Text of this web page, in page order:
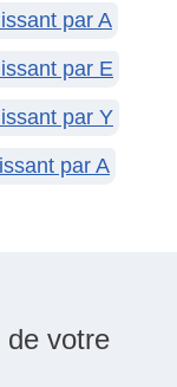
par A
par E
par Y
par A
de votre